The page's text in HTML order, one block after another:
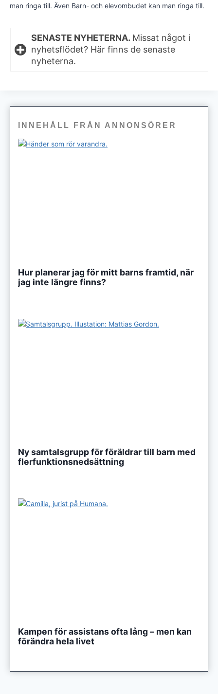
man ringa till. Även Barn- och elevombudet kan man ringa till.
SENASTE NYHETERNA. Missat något i
nyhetsflödet? Här finns de senaste
nyheterna.
INNEHÅLL FRÅN ANNONSÖRER
Hur planerar jag för mitt barns framtid, när
jag inte längre finns?
Ny samtalsgrupp för föräldrar till barn med
flerfunktionsnedsättning
Kampen för assistans ofta lång – men kan
förändra hela livet